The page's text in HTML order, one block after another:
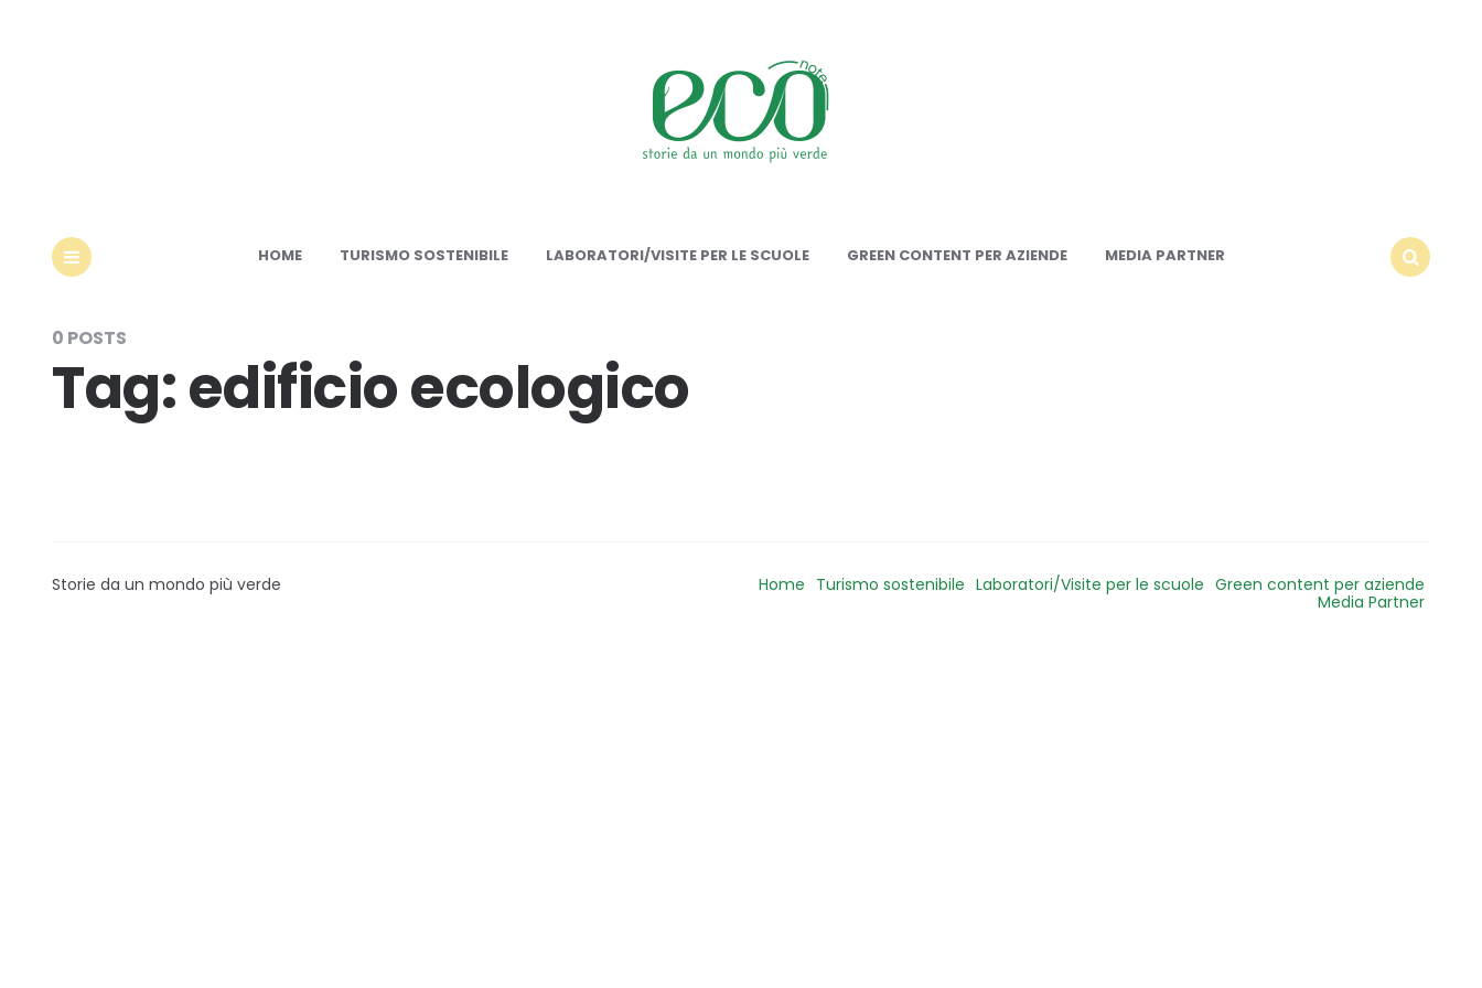
HOME TURISMO SOSTENIBILE LABORATORI/VISITE PER LE SCUOLE GREEN CONTENT PER AZIENDE
MEDIA PARTNER
0 POSTS
Tag:edificio ecologico
Storie da un mondo più verde Home Turismo sostenibile Laboratori/Visite per le scuole Green content per aziende
Media Partner